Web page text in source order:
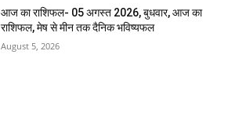
आज का राशिफल- 05 अगस्त 2026, बुधवार, आज का
राशिफल, मेष से मीन तक दैनिक भविष्यफल
August 5, 2026